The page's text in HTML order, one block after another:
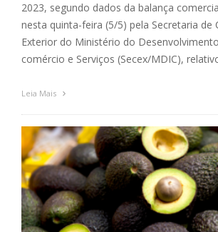
2023, segundo dados da balança
nesta quinta-feira (5/5) pela Secretaria de
Exterior do Ministério do
comércio e Serviços (Secex/MDIC),
Leia Mais